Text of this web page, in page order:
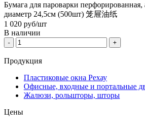
Бумага для пароварки перфорированная,
диаметр 24,5см (500шт) 笼屉油纸
1 020 руб/шт
В наличии
- +
Продукция
Пластиковые окна Рехау
Офисные, входные и портальные
Жалюзи, рольшторы, шторы
Цены